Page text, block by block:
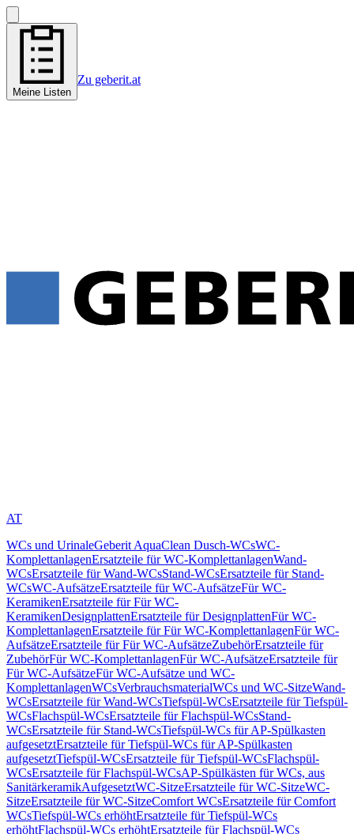
Meine Listen
Zu geberit.at
AT
WCs und UrinaleGeberit AquaClean Dusch-WCsWC-
KomplettanlagenErsatzteile für WC-KomplettanlagenWand-
WCsErsatzteile für Wand-WCsStand-WCsErsatzteile für Stand-
WCsWC-AufsätzeErsatzteile für WC-AufsätzeFür WC-
KeramikenErsatzteile für Für WC-
KeramikenDesignplattenErsatzteile für DesignplattenFür WC-
KomplettanlagenErsatzteile für Für WC-KomplettanlagenFür WC-
AufsätzeErsatzteile für Für WC-AufsätzeZubehörErsatzteile für
ZubehörFür WC-KomplettanlagenFür WC-AufsätzeErsatzteile für
Für WC-AufsätzeFür WC-Aufsätze und WC-
KomplettanlagenWCsVerbrauchsmaterialWCs und WC-SitzeWand-
WCsErsatzteile für Wand-WCsTiefspül-WCsErsatzteile für Tiefspül-
WCsFlachspül-WCsErsatzteile für Flachspül-WCsStand-
WCsErsatzteile für Stand-WCsTiefspül-WCs für AP-Spülkasten
aufgesetztErsatzteile für Tiefspül-WCs für AP-Spülkasten
aufgesetztTiefspül-WCsErsatzteile für Tiefspül-WCsFlachspül-
WCsErsatzteile für Flachspül-WCsAP-Spülkästen für WCs, aus
SanitärkeramikAufgesetztWC-SitzeErsatzteile für WC-SitzeWC-
SitzeErsatzteile für WC-SitzeComfort WCsErsatzteile für Comfort
WCsTiefspül-WCs erhöhtErsatzteile für Tiefspül-WCs
erhöhtFlachspül-WCs erhöhtErsatzteile für Flachspül-WCs